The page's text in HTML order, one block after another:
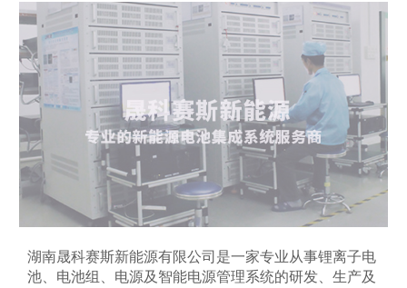
湖南晟科赛斯新能源有限公司是一家专业从事锂离子电
池、电池组、电源及智能电源管理系统的研发、生产及